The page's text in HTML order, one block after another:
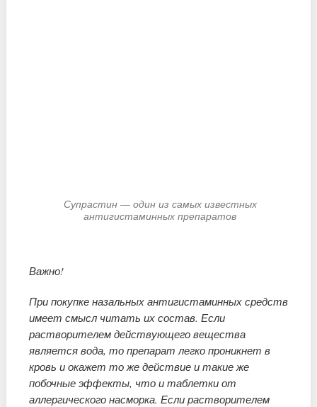
Супрастин — один из самых известных
антигистаминных препаратов
Важно!
При покупке назальных антигистаминных средств
имеет смысл читать их состав. Если
растворителем действующего вещества
является вода, то препарат легко проникнет в
кровь и окажет то же действие и такие же
побочные эффекты, что и таблетки от
аллергического насморка. Если растворителем